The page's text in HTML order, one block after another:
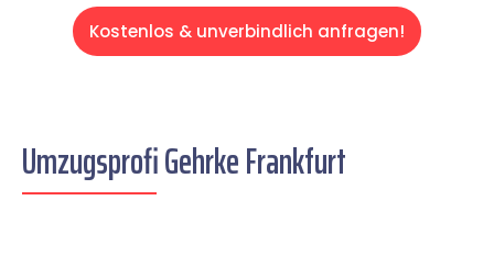
Kostenlos & unverbindlich anfragen!
Umzugsprofi Gehrke Frankfurt